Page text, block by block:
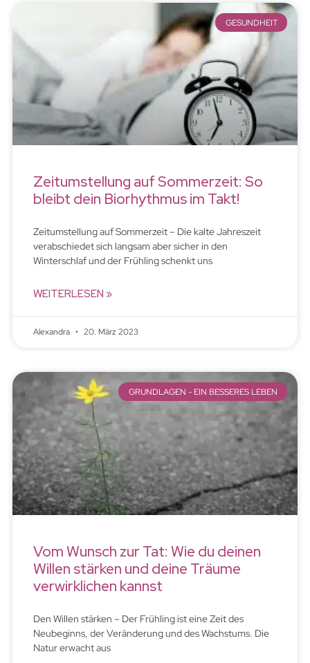
GESUNDHEIT
Zeitumstellung auf Sommerzeit: So
bleibt dein Biorhythmus im Takt!
Zeitumstellung auf Sommerzeit – Die kalte Jahreszeit
verabschiedet sich langsam aber sicher in den
Winterschlaf und der Frühling schenkt uns
WEITERLESEN »
Alexandra 20. März 2023
GRUNDLAGEN - EIN BESSERES LEBEN
Vom Wunsch zur Tat: Wie du deinen
Willen stärken und deine Träume
verwirklichen kannst
Den Willen stärken – Der Frühling ist eine Zeit des
Neubeginns, der Veränderung und des Wachstums. Die
Natur erwacht aus